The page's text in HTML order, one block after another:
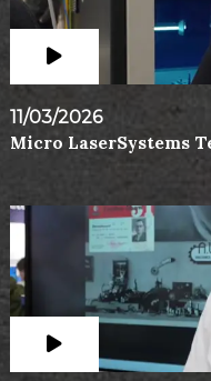
11/03/2026
Micro LaserSystems